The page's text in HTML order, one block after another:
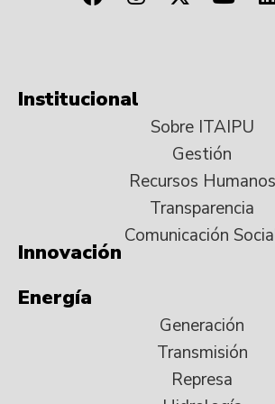
Institucional
Sobre ITAIPU
Gestión
Recursos Humanos
Transparencia
Comunicación
Innovación
Energía
Generación
Transmisión
Represa